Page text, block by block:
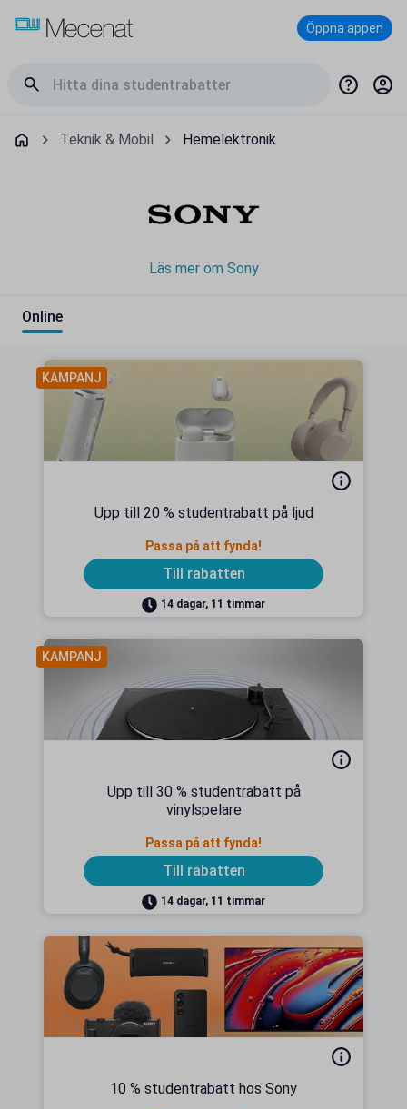
Öppna appen
Teknik & Mobil Hemelektronik
Läs mer om Sony
Online
KAMPANJ
Upp till 20 % studentrabatt på ljud
Passa på att fynda!
Till rabatten
14 dagar, 11 timmar
KAMPANJ
Upp till 30 % studentrabatt på
vinylspelare
Passa på att fynda!
Till rabatten
14 dagar, 11 timmar
10 % studentrabatt hos Sony